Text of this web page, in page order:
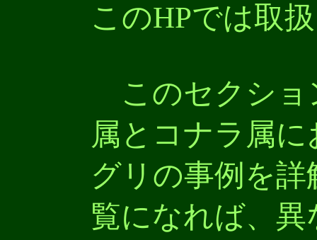
このHPでは取
このセクショ
属とコナラ属
グリの事例を
覧になれば、